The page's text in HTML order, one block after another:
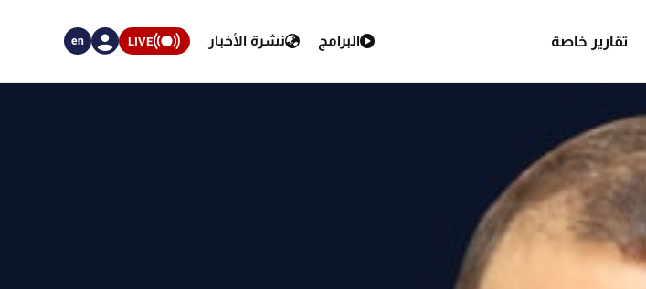
تقارير خاصة البرامج نشرة الأخبار LIVE
en